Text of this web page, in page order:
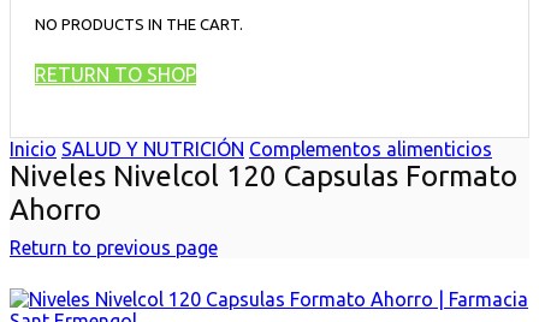
NO PRODUCTS IN THE CART.
RETURN TO SHOP
Inicio SALUD Y NUTRICIÓN Complementos alimenticios
Niveles Nivelcol 120 Capsulas Formato
Ahorro
Return to previous page